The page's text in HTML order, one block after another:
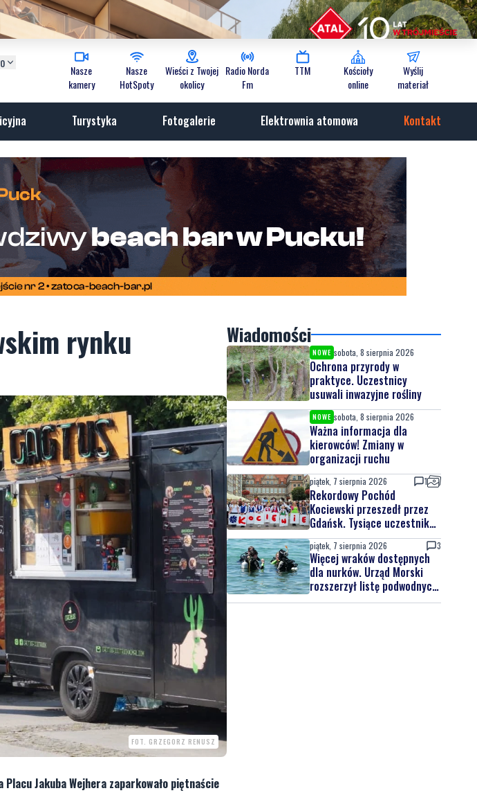
Nasze
kamery
Nasze
HotSpoty
Wieści z Twojej
okolicy
Radio Norda
Fm
TTM
Kościoły
online
Wyślij
materiał
Turystyka Fotogalerie Elektrownia atomowa Kontakt
rynku
FOT. GRZEGORZ RENUSZ
Jakuba Wejhera zaparkowało piętnaście
Wiadomości
NOWE sobota, 8 sierpnia 2026
Ochrona przyrody w
praktyce. Uczestnicy
usuwali inwazyjne rośliny
NOWE sobota, 8 sierpnia 2026
Ważna informacja dla
kierowców! Zmiany w
organizacji ruchu
piątek, 7 sierpnia 2026 1
Rekordowy Pochód
Kociewski przeszedł przez
Gdańsk. Tysiące uczestników
na jubileuszowej edycji
piątek, 7 sierpnia 2026 3
Więcej wraków dostępnych
dla nurków. Urząd Morski
rozszerzył listę podwodnych
atrakcji